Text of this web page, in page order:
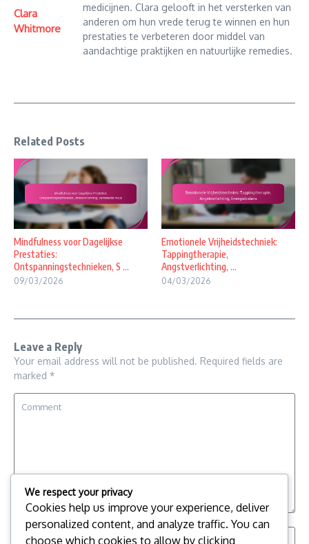
Clara
Whitmore
medicijnen. Clara gelooft in het versterken van
anderen om hun vrede terug te winnen en hun
prestaties te verbeteren door middel van
aandachtige praktijken en natuurlijke remedies.
Related Posts
Mindfulness voor Dagelijkse
Prestaties:
Ontspanningstechnieken, S ...
09/03/2026
Emotionele Vrijheidstechniek:
Tappingtherapie,
Angstverlichting, ...
04/03/2026
Leave a Reply
Your email address will not be published. Required fields are
marked *
We respect your privacy
Cookies help us improve your experience, deliver
personalized content, and analyze traffic. You can
choose which cookies to allow by clicking